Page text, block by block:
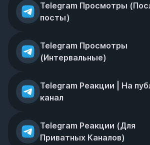
Telegram Просмотры
посты)
Telegram Просмотры
(Интервальные)
Telegram Реакции | На
канал
Telegram Реакции (Для
Приватных Каналов)